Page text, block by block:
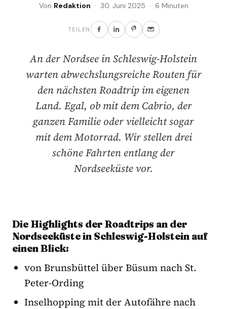
Von Redaktion · 30. Juni 2025 · 6 Minuten
TEILEN
An der Nordsee in Schleswig-Holstein
warten abwechslungsreiche Routen für
den nächsten Roadtrip im eigenen
Land. Egal, ob mit dem Cabrio, der
ganzen Familie oder vielleicht sogar
mit dem Motorrad. Wir stellen drei
schöne Fahrten entlang der
Nordseeküste vor.
Die Highlights der Roadtrips an der
Nordseeküste in Schleswig-Holstein auf
einen Blick:
von Brunsbüttel über Büsum nach St.
Peter-Ording
Inselhopping mit der Autofähre nach